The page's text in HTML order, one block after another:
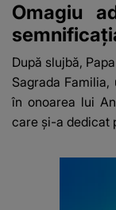
Omagiu
După slujbă,
Sagrada
în onoarea lui
care și-a dedicat